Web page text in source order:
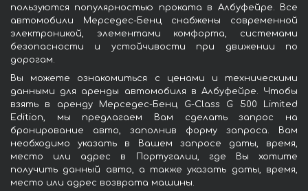
пользуются популярностью проката в Албуфейре. Все
автомобили Мерседес-Бенц снабжены современной
электроникой, элементами комфорта, системами
безопасности и устойчивости при движении по
дорогам.
Вы можете ознакомиться с ценами и техническими
данными для аренды автомобиля в Албуфейре. Чтобы
взять в аренду Мерседес-Бенц G-Class G 500 Limited
Edition, мы предлагаем Вам сделать запрос на
бронирование авто, заполнив форму запроса. Вам
необходимо указать в Вашем запросе даты, время,
место или адрес в Португалии, где Вы хотите
получить данный авто, а также указать даты, время,
место или адрес возврата машины.